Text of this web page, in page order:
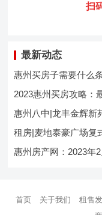
扫
最新动态
惠州买房子需要什么
2023惠州买房攻略：
惠州八中|龙丰金辉新
租房|麦地泰豪广场复
惠州房产网：2023年
首页 关于我们 租售